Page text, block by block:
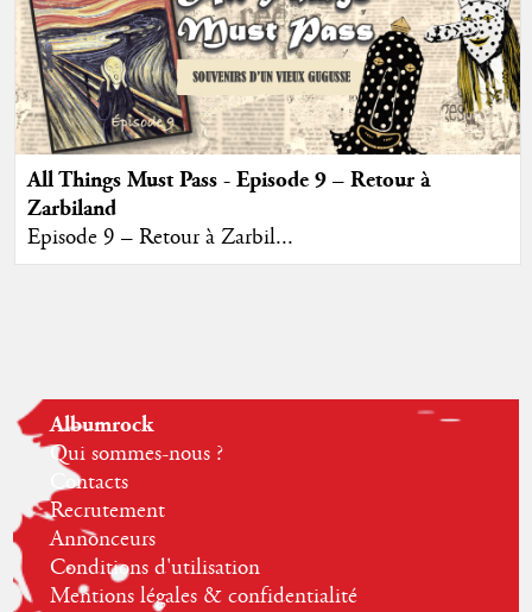
All Things Must Pass - Episode 9 – Retour à
Zarbiland
Episode 9 – Retour à Zarbil...
Albumrock
Qui sommes-nous ?
Contacts
Recrutement
Annonceurs
Conditions d'utilisation
Mentions légales & confidentialité